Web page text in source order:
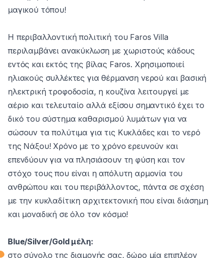
μαγικού τόπου!
Η περιβαλλοντική πολιτική του Faros Villa
περιλαμβάνει ανακύκλωση με χωριστούς κάδους
εντός και εκτός της βίλας Faros. Χρησιμοποιεί
ηλιακούς συλλέκτες για θέρμανση νερού και βασική
ηλεκτρική τροφοδοσία, η κουζίνα λειτουργεί με
αέριο και τελευταίο αλλά εξίσου σημαντικό έχει το
δικό του σύστημα καθαρισμού λυμάτων για να
σώσουν τα πολύτιμα για τις Κυκλάδες και το νερό
της Νάξου! Χρόνο με το χρόνο ερευνούν και
επενδύουν για να πλησιάσουν τη φύση και τον
στόχο τους που είναι η απόλυτη αρμονία του
ανθρώπου και του περιβάλλοντος, πάντα σε σχέση
με την κυκλαδίτικη αρχιτεκτονική που είναι διάσημη
και μοναδική σε όλο τον κόσμο!
Blue/Silver/Gold μέλη:
στο σύνολο της διαμονής σας, δώρο μία επιπλέον